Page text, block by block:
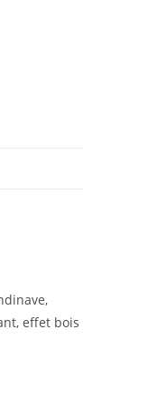
effet bois